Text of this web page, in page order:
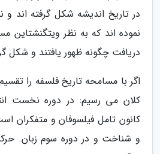
در تاریخ اندیشه شکل گرفته اند و
نموده اند که به نظر ویتگنشتاین
دریافت چگونه ظهور یافتند و شکل
اگر با مسامحه تاریخ فلسفه را
کلان می رسیم: در دوره نخست
کانون تامل فیلسوفان و متفکران
و شناخت و در دوره سوم زبان.